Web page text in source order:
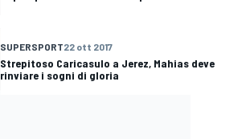
SUPERSPORT22 ott 2017
Strepitoso Caricasulo a Jerez, Mahias deve
rinviare i sogni di gloria